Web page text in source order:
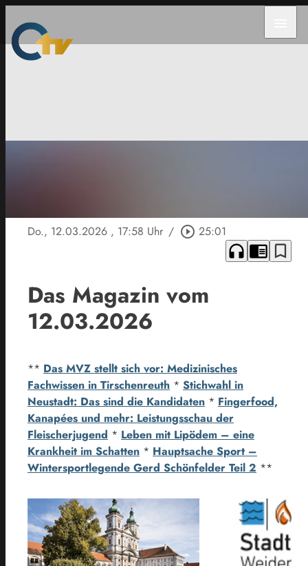
Do., 12.03.2026 , 17:58 Uhr / play_circle_outline 25:01
headphones chrome_reader_mode bookmark_border
Das Magazin vom
12.03.2026
** Das MVZ stellt sich vor: Medizinisches
Fachwissen in Tirschenreuth * Stichwahl in
Neustadt: Das sind die Kandidaten * Fingerfood,
Kanapées und mehr: Leistungsschau der
Fleischerjugend * Leben mit Lipödem – eine
Krankheit im Schatten * Hauptsache Sport –
Wintersportlegende Gerd Schönfelder Teil 2 **